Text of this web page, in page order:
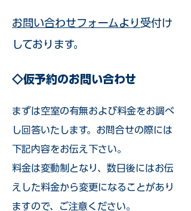
お問い合わせフォームより 受付け
しております。
◇仮予約のお問い合わせ
まずは空室の有無および料金をお調べ
し回答いたします。お問合せの際には
下記内容をお伝え下さい。
料金は変動制となり、数日後にはお伝
えした料金から変更になることがあり
ますので、ご注意ください。